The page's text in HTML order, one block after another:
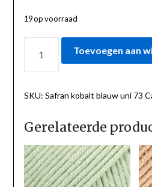
19 op voorraad
KOBALT
73
Toevoegen aan
SKU: Safran kobalt blauw uni 73
Gerelateerde